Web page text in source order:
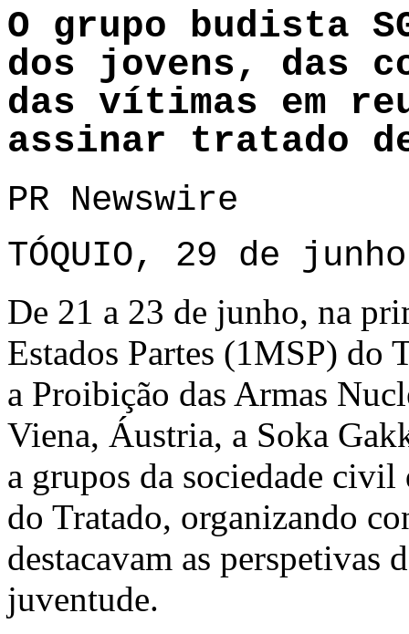
O grupo budista
dos jovens, das
das vítimas em
assinar tratado
PR Newswire
TÓQUIO, 29 de
De 21 a 23 de junho, na
Estados Partes (1MSP) do
a Proibição das Armas
Viena, Áustria, a Soka
a grupos da sociedade
do Tratado, organizando
destacavam as perspetivas
juventude.